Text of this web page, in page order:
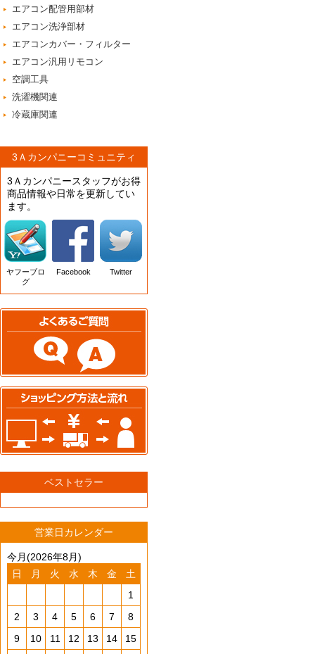
エアコン配管用部材
エアコン洗浄部材
エアコンカバー・フィルター
エアコン汎用リモコン
空調工具
洗濯機関連
冷蔵庫関連
3Ａカンパニーコミュニティ
3Ａカンパニースタッフがお得
商品情報や日常を更新してい
ます。
ヤフーブロ
グ
Facebook Twitter
ベストセラー
営業日カレンダー
今月(2026年8月)
日
月 火 水 木 金
土
1
2
3 4 5 6 7
8
9
10 11 12 13 14
15